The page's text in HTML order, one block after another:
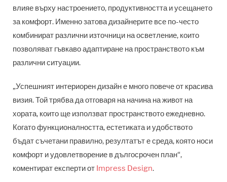
влияе върху настроението, продуктивността и усещането
за комфорт. Именно затова дизайнерите все по-често
комбинират различни източници на осветление, които
позволяват гъвкаво адаптиране на пространството към
различни ситуации.
„Успешният интериорен дизайн е много повече от красива
визия. Той трябва да отговаря на начина на живот на
хората, които ще използват пространството ежедневно.
Когато функционалността, естетиката и удобството
бъдат съчетани правилно, резултатът е среда, която носи
комфорт и удовлетворение в дългосрочен план“,
коментират експерти от Impress Design.